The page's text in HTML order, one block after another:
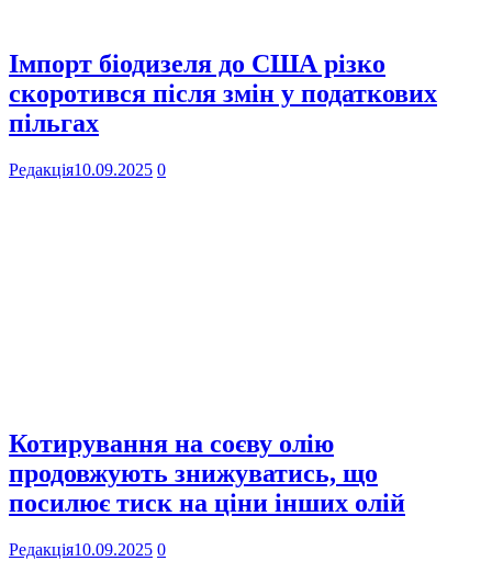
Імпорт біодизеля до США різко
скоротився після змін у податкових
пільгах
Редакція10.09.2025 0
Котирування на соєву олію
продовжують знижуватись, що
посилює тиск на ціни інших олій
Редакція10.09.2025 0